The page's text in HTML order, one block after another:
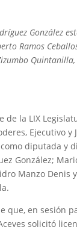
González
Ramos
de la LIX
Ejecutivo y
diputada y
González;
Manzo Denis
que, en sesión
solicitó